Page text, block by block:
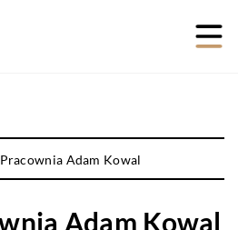
Adam Kowal
Adam Kowal